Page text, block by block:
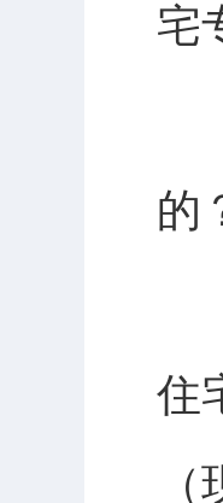
宅
的
住